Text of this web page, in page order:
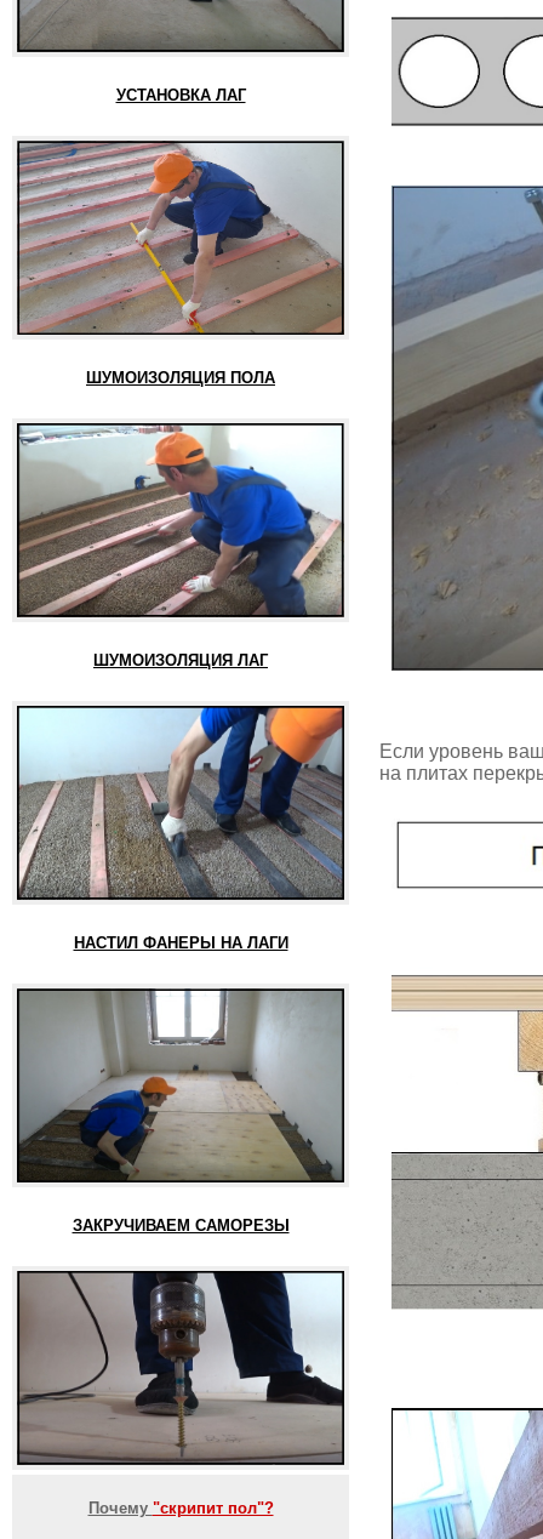
УСТАНОВКА ЛАГ
ШУМОИЗОЛЯЦИЯ ПОЛА
ШУМОИЗОЛЯЦИЯ ЛАГ
НАСТИЛ ФАНЕРЫ НА ЛАГИ
ЗАКРУЧИВАЕМ САМОРЕЗЫ
Почему "скрипит пол"?
Если уровень
на плитах